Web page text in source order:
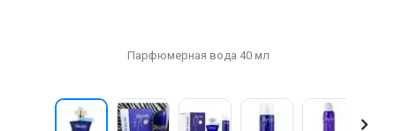
Парфюмерная вода 40 мл